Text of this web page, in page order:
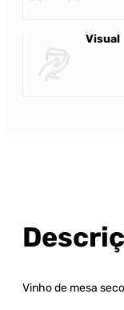
Visual
Vinho de mesa